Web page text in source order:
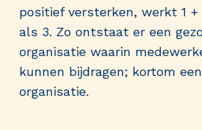
positief versterken, werkt 1 +
als 3. Zo ontstaat er een
organisatie waarin
kunnen bijdragen; kortom
organisatie.